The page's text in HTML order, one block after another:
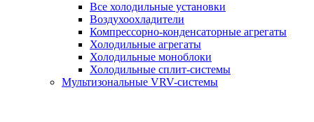
Все холодильные установки
Воздухоохладители
Компрессорно-конденсаторные агрегаты
Холодильные агрегаты
Холодильные моноблоки
Холодильные сплит-системы
Мультизональные VRV-системы